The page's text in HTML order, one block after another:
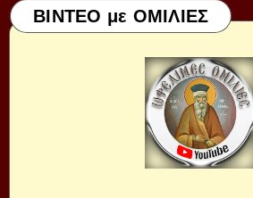
ΒΙΝΤΕΟ με ΟΜΙΛΙΕΣ